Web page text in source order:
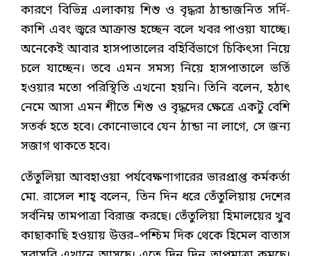
কারণে বিভিন্ন এলাকায় শিশু ও বৃদ্ধরা ঠান্ডাজনিত সর্দি-
কাশি এবং জ্বরে আক্রান্ত হচ্ছেন বলে খবর পাওয়া যাচ্ছে।
অনেকেই আবার হাসপাতালের বহির্বিভাগে চিকিৎসা নিয়ে
চলে যাচ্ছেন। তবে এমন সমস্য নিয়ে হাসপাতালে ভর্তি
হওয়ার মতো পরিস্থিতি এখনো হয়নি। তিনি বলেন, হঠাৎ
নেমে আসা এমন শীতে শিশু ও বৃদ্ধদের ক্ষেত্রে একটু বেশি
সতর্ক হতে হবে। কোনোভাবে যেন ঠান্ডা না লাগে, সে জন্য
সজাগ থাকতে হবে।
তেঁতুলিয়া আবহাওয়া পর্যবেক্ষণাগারের ভারপ্রাপ্ত কর্মকর্তা
মো. রাসেল শাহ্ বলেন, তিন দিন ধরে তেঁতুলিয়ায় দেশের
সর্বনিম্ন তামপাত্রা বিরাজ করছে। তেঁতুলিয়া হিমালয়ের খুব
কাছাকাছি হওয়ায় উত্তর–পশ্চিম দিক থেকে হিমেল বাতাস